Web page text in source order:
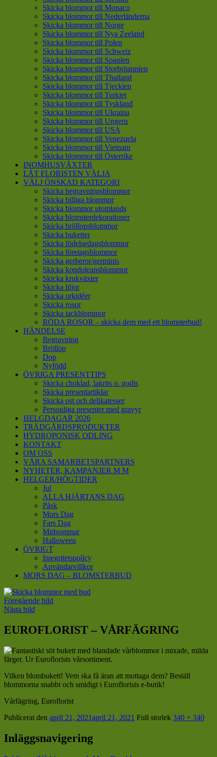
Skicka blommor till Monaco
Skicka blommor till Nederländerna
Skicka blommor till Norge
Skicka blommor till Nya Zeeland
Skicka blommor till Polen
Skicka blommor till Schweiz
Skicka blommor till Spanien
Skicka blommor till Storbritannien
Skicka blommor till Thailand
Skicka blommor till Tjeckien
Skicka blommor till Turkiet
Skicka blommor till Tyskland
Skicka blommor till Ukraina
Skicka blommor till Ungern
Skicka blommor till USA
Skicka blommor till Venezuela
Skicka blommor till Vietnam
Skicka blommor till Österrike
INOMHUSVÄXTER
LÅT FLORISTEN VÄLJA
VÄLJ ÖNSKAD KATEGORI
Skicka begravningsblommor
Skicka billiga blommor
Skicka blommor utomlands
Skicka blomsterdekorationer
Skicka bröllopsblommor
Skicka buketter
Skicka födelsedagsblommor
Skicka företagsblommor
Skicka gerberor/germinis
Skicka kondoleansblommor
Skicka krukväxter
Skicka liljor
Skicka orkidéer
Skicka rosor
Skicka tackblommor
RÖDA ROSOR – skicka dem med ett blomsterbud!
HÄNDELSE
Begravning
Bröllop
Dop
Nyfödd
ÖVRIGA PRESENTTIPS
Skicka choklad, lakrits o. godis
Skicka presentartiklar
Skicka ost och delikatesser
Personliga presenter med gravyr
HELGDAGAR 2026
TRÄDGÅRDSPRODUKTER
HYDROPONISK ODLING
KONTAKT
OM OSS
VÅRA SAMARBETSPARTNERS
NYHETER, KAMPANJER M M
HELGER/HÖGTIDER
Jul
ALLA HJÄRTANS DAG
Påsk
Mors Dag
Fars Dag
Midsommar
Halloween
ÖVRIGT
Integritetspolicy
Användarvillkor
MORS DAG – BLOMSTERBUD
Föregående bild
Nästa bild
EUROFLORIST – VÅRFÄGRING
Vilken blombukett! Vem ska få äran att mottaga dem? Beställ
blommorna snabbt och smidigt i Euroflorists e-butik!
Vårfägring, Euroflorist
Publicerat den april 21, 2021april 21, 2021 Full storlek 340 × 340
Inläggsnavigering